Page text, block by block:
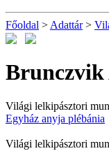
Főoldal > Adattár>
Világi lelkipásztori
Egyház anyja plébánia
Világi lelkipásztori